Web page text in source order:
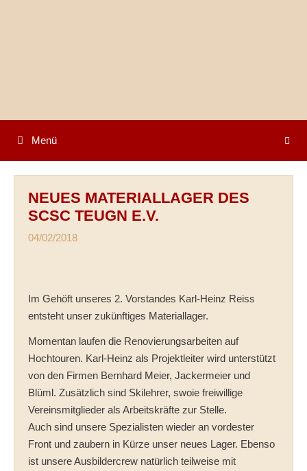
Menü
NEUES MATERIALLAGER DES
SCSC TEUGN E.V.
04/02/2018
Im Gehöft unseres 2. Vorstandes Karl-Heinz Reiss
entsteht unser zukünftiges Materiallager.
Momentan laufen die Renovierungsarbeiten auf
Hochtouren. Karl-Heinz als Projektleiter wird unterstützt
von den Firmen Bernhard Meier, Jackermeier und
Blüml. Zusätzlich sind Skilehrer, swoie freiwillige
Vereinsmitglieder als Arbeitskräfte zur Stelle.
Auch sind unsere Spezialisten wieder an vordester
Front und zaubern in Kürze unser neues Lager. Ebenso
ist unsere Ausbildercrew natürlich teilweise mit